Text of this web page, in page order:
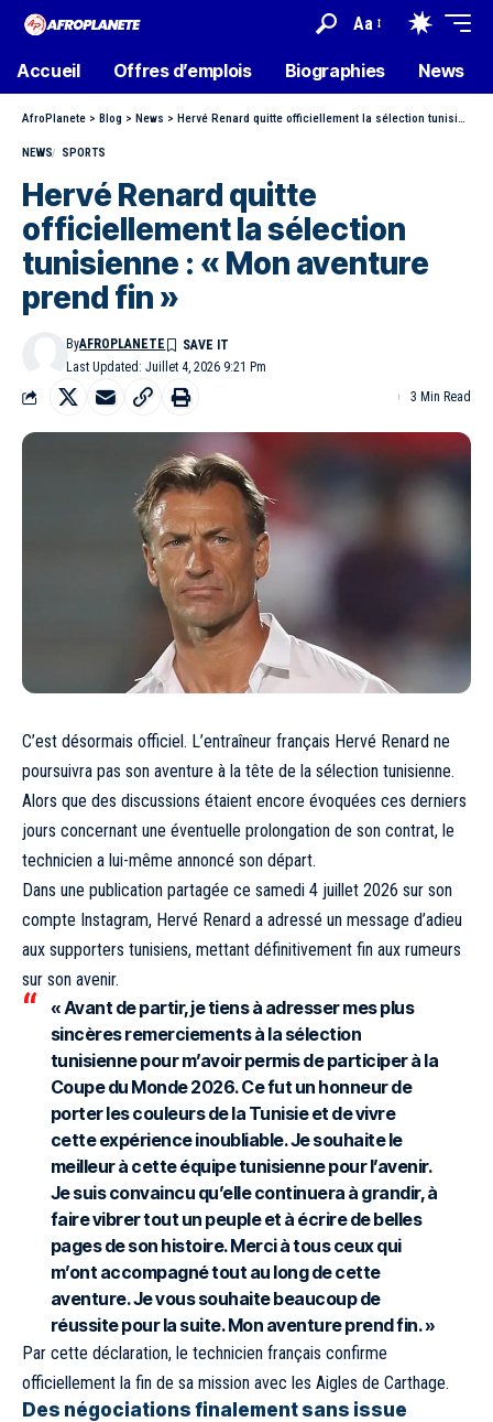
Aa
Accueil Offres d’emplois Biographies News
AfroPlanete > Blog > News > Hervé Renard quitte officiellement la sélection tunisienne : « Mon aventure prend fin »
NEWS SPORTS
Hervé Renard quitte
officiellement la sélection
tunisienne : « Mon aventure
prend fin »
Last Updated: Juillet 4, 2026 9:21 Pm
ByAFROPLANETE
3 Min Read
C’est désormais officiel. L’entraîneur français Hervé Renard ne
poursuivra pas son aventure à la tête de la sélection tunisienne.
Alors que des discussions étaient encore évoquées ces derniers
jours concernant une éventuelle prolongation de son contrat, le
technicien a lui-même annoncé son départ.
Dans une publication partagée ce samedi 4 juillet 2026 sur son
compte Instagram, Hervé Renard a adressé un message d’adieu
aux supporters tunisiens, mettant définitivement fin aux rumeurs
sur son avenir.
« Avant de partir, je tiens à adresser mes plus
sincères remerciements à la sélection
tunisienne pour m’avoir permis de participer à la
Coupe du Monde 2026. Ce fut un honneur de
porter les couleurs de la Tunisie et de vivre
cette expérience inoubliable. Je souhaite le
meilleur à cette équipe tunisienne pour l’avenir.
Je suis convaincu qu’elle continuera à grandir, à
faire vibrer tout un peuple et à écrire de belles
pages de son histoire. Merci à tous ceux qui
m’ont accompagné tout au long de cette
aventure. Je vous souhaite beaucoup de
réussite pour la suite. Mon aventure prend fin. »
Par cette déclaration, le technicien français confirme
officiellement la fin de sa mission avec les Aigles de Carthage.
Des négociations finalement sans issue